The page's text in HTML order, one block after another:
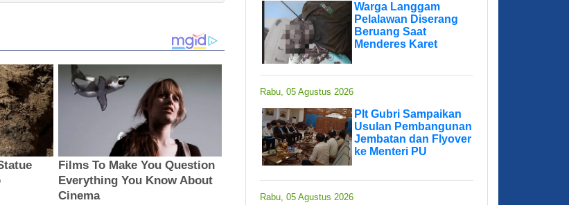
Warga Langgam
Pelalawan Diserang
Beruang Saat
Menderes Karet
Rabu, 05 Agustus 2026
Plt Gubri Sampaikan
Usulan Pembangunan
Jembatan dan Flyover
ke Menteri PU
Rabu, 05 Agustus 2026